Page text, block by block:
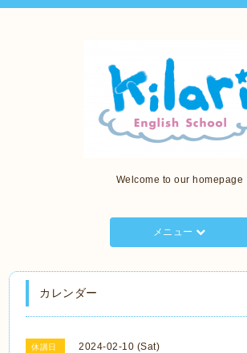
Welcome to our homepage
メニュー
カレンダー
休講日 2024-02-10 (Sat)